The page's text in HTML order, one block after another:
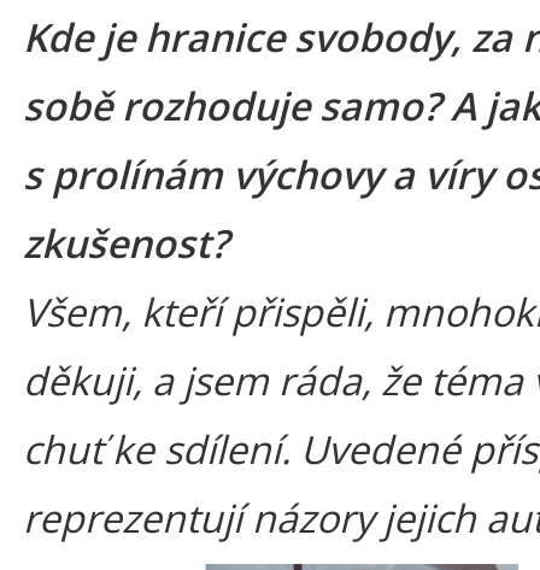
Kde je hranice svobody, za
sobě rozhoduje samo? A
s prolínám výchovy a víry
zkušenost?
Všem, kteří přispěli,
děkuji, a jsem ráda, že téma
chuť ke sdílení. Uvedené
reprezentují názory jejich